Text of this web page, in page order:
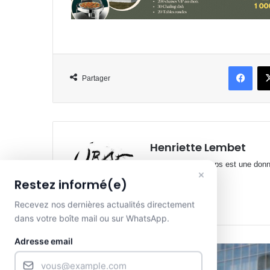
Partager
Henriette Lembet
Journaliste Le temps est une
×
Restez informé(e)
Recevez nos dernières actualités directement
dans votre boîte mail ou sur WhatsApp.
Adresse email